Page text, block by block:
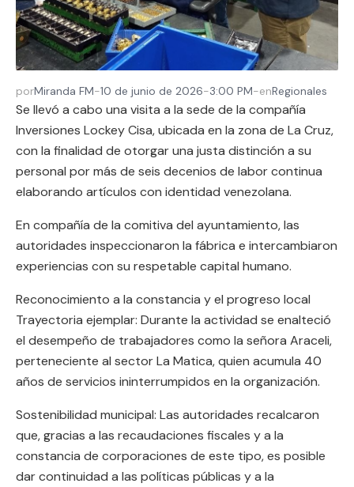
porMiranda FM-10 de junio de 2026-3:00 PM-enRegionales
Se llevó a cabo una visita a la sede de la compañía
Inversiones Lockey Cisa, ubicada en la zona de La Cruz,
con la finalidad de otorgar una justa distinción a su
personal por más de seis decenios de labor continua
elaborando artículos con identidad venezolana.
En compañía de la comitiva del ayuntamiento, las
autoridades inspeccionaron la fábrica e intercambiaron
experiencias con su respetable capital humano.
Reconocimiento a la constancia y el progreso local
Trayectoria ejemplar: Durante la actividad se enalteció
el desempeño de trabajadores como la señora Araceli,
perteneciente al sector La Matica, quien acumula 40
años de servicios ininterrumpidos en la organización.
Sostenibilidad municipal: Las autoridades recalcaron
que, gracias a las recaudaciones fiscales y a la
constancia de corporaciones de este tipo, es posible
dar continuidad a las políticas públicas y a la